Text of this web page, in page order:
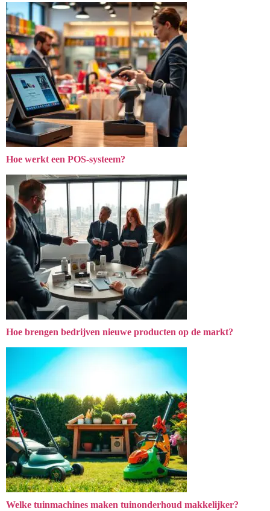
Hoe werkt een POS-systeem?
Hoe brengen bedrijven nieuwe producten op de markt?
Welke tuinmachines maken tuinonderhoud makkelijker?